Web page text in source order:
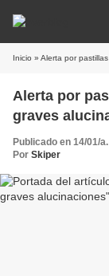
Inicio » Alerta por
Alerta por
graves
Publicado en 14/01/
Por Skiper